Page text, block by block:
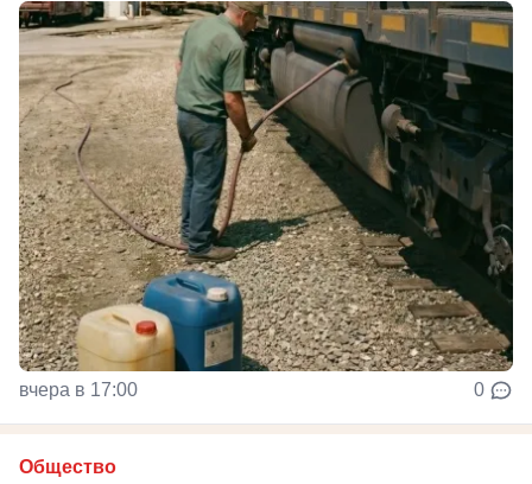
вчера в 17:00 0
Общество